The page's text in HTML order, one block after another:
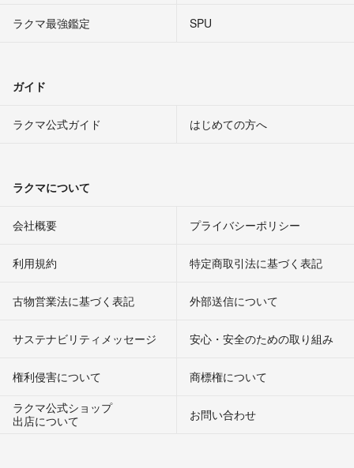
ラクマ最強鑑定
SPU
ガイド
ラクマ公式ガイド はじめての方へ
ラクマについて
会社概要 プライバシーポリシー
利用規約 特定商取引法に基づく表記
古物営業法に基づく表記 外部送信について
サステナビリティメッセージ 安心・安全のための取り組み
権利侵害について
商標権について
ラクマ公式ショップ
出店について
お問い合わせ